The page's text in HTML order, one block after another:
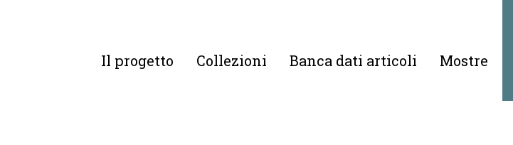
Il progetto Collezioni Banca dati articoli Mostre